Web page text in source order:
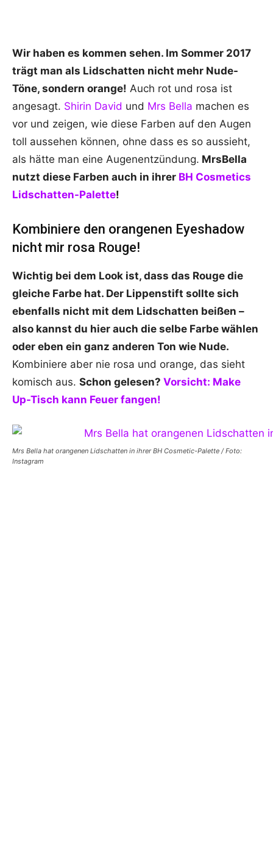
Wir haben es kommen sehen. Im Sommer 2017
trägt man als Lidschatten nicht mehr Nude-
Töne, sondern orange! Auch rot und rosa ist
angesagt. Shirin David und Mrs Bella machen es
vor und zeigen, wie diese Farben auf den Augen
toll aussehen können, ohne dass es so aussieht,
als hätte man eine Augenentzündung. MrsBella
nutzt diese Farben auch in ihrer BH Cosmetics
Lidschatten-Palette!
Kombiniere den orangenen Eyeshadow
nicht mir rosa Rouge!
Wichtig bei dem Look ist, dass das Rouge die
gleiche Farbe hat. Der Lippenstift sollte sich
ebenfalls nicht mit dem Lidschatten beißen –
also kannst du hier auch die selbe Farbe wählen
oder eben ein ganz anderen Ton wie Nude.
Kombiniere aber nie rosa und orange, das sieht
komisch aus. Schon gelesen? Vorsicht: Make
Up-Tisch kann Feuer fangen!
Mrs Bella hat orangenen Lidschatten in ihrer BH Cosmetic-Palette / Foto:
Instagram